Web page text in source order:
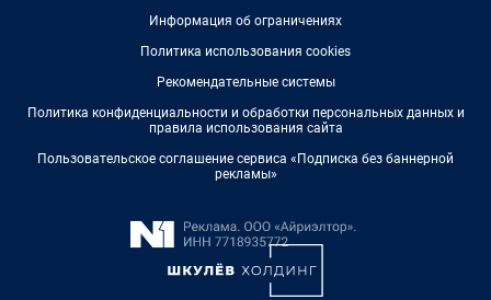
Информация об ограничениях
Политика использования cookies
Рекомендательные системы
Политика конфиденциальности и обработки персональных данных и
правила использования сайта
Пользовательское соглашение сервиса «Подписка без баннерной
рекламы»